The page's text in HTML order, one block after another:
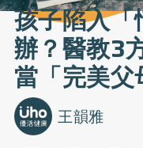
孩子陷入
辦？醫教3
當「完美父
王韻雅